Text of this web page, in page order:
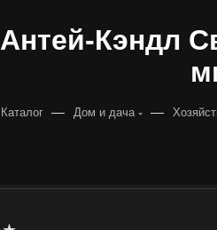
Антей-Кэндл
Каталог — Дом и дача —